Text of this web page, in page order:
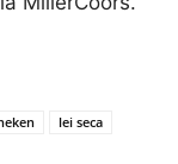
lei seca